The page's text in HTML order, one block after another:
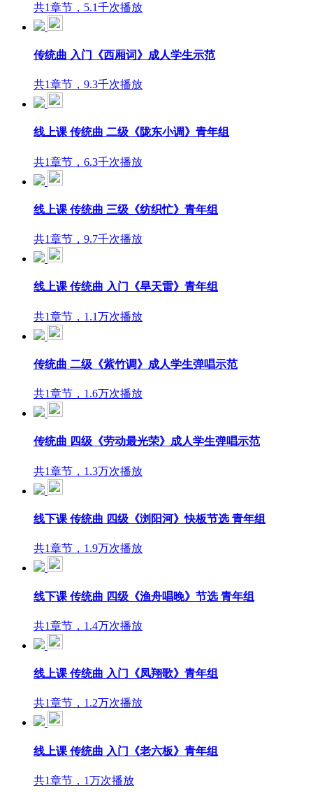
共1章节，5.1千次播放
传统曲 入门《西厢词》成人学生示范
共1章节，9.3千次播放
线上课 传统曲 二级《陇东小调》青年组
共1章节，6.3千次播放
线上课 传统曲 三级《纺织忙》青年组
共1章节，9.7千次播放
线上课 传统曲 入门《旱天雷》青年组
共1章节，1.1万次播放
传统曲 二级《紫竹调》成人学生弹唱示范
共1章节，1.6万次播放
传统曲 四级《劳动最光荣》成人学生弹唱示范
共1章节，1.3万次播放
线下课 传统曲 四级《浏阳河》快板节选 青年组
共1章节，1.9万次播放
线下课 传统曲 四级《渔舟唱晚》节选 青年组
共1章节，1.4万次播放
线上课 传统曲 入门《凤翔歌》青年组
共1章节，1.2万次播放
线上课 传统曲 入门《老六板》青年组
共1章节，1万次播放